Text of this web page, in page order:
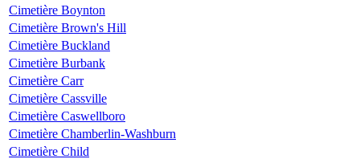
Cimetière Boynton
Cimetière Brown's Hill
Cimetière Buckland
Cimetière Burbank
Cimetière Carr
Cimetière Cassville
Cimetière Caswellboro
Cimetière Chamberlin-Washburn
Cimetière Child